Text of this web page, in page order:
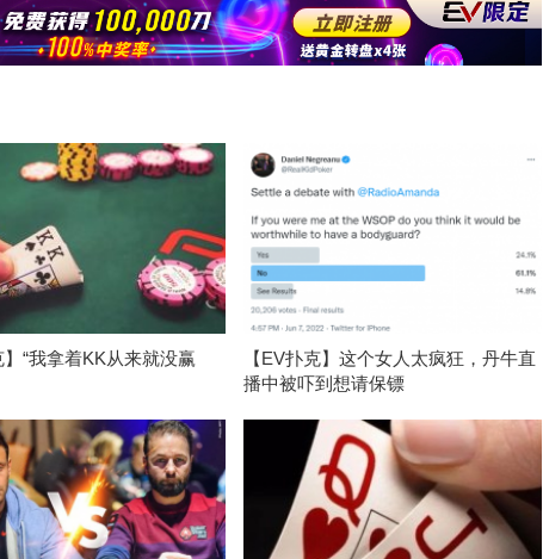
“我拿着KK从来就没赢
【EV扑克】这个女人太疯狂，丹牛直
播中被吓到想请保镖